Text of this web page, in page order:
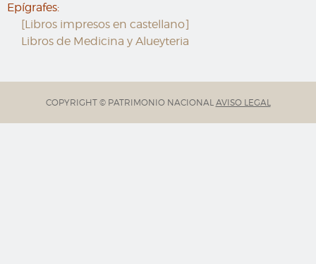
Epígrafes:
[Libros impresos en castellano]
Libros de Medicina y Alueyteria
COPYRIGHT © PATRIMONIO NACIONAL AVISO LEGAL